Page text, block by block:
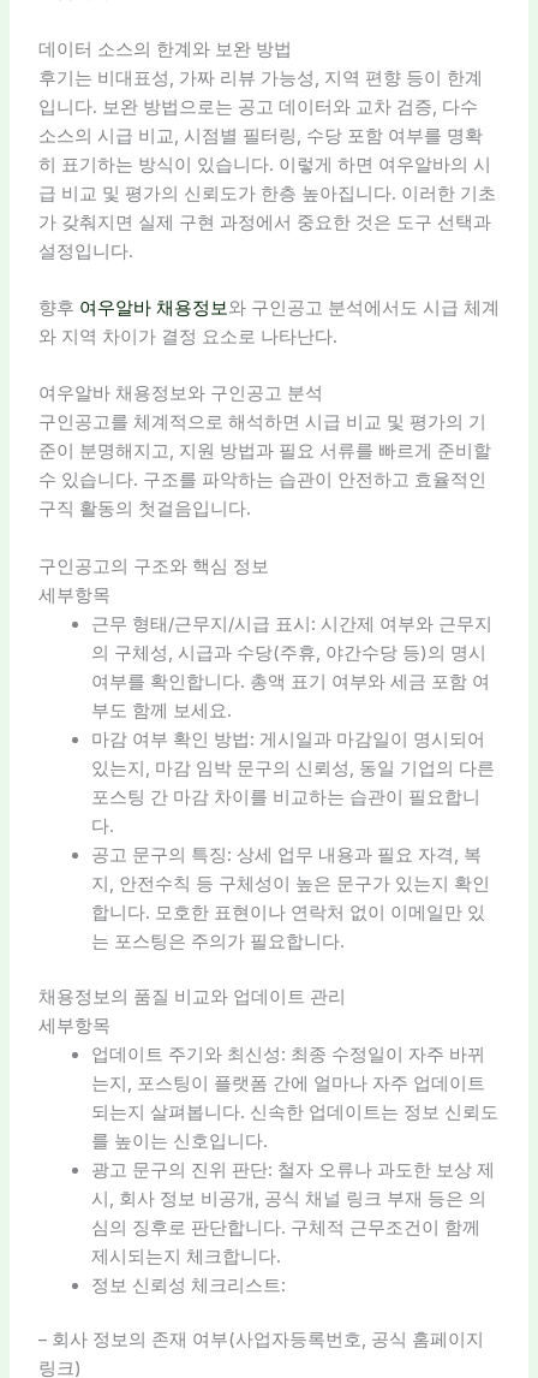
데이터 소스의 한계와 보완 방법
후기는 비대표성, 가짜 리뷰 가능성, 지역 편향 등이 한계
입니다. 보완 방법으로는 공고 데이터와 교차 검증, 다수
소스의 시급 비교, 시점별 필터링, 수당 포함 여부를 명확
히 표기하는 방식이 있습니다. 이렇게 하면 여우알바의 시
급 비교 및 평가의 신뢰도가 한층 높아집니다. 이러한 기초
가 갖춰지면 실제 구현 과정에서 중요한 것은 도구 선택과
설정입니다.
향후 여우알바 채용정보와 구인공고 분석에서도 시급 체계
와 지역 차이가 결정 요소로 나타난다.
여우알바 채용정보와 구인공고 분석
구인공고를 체계적으로 해석하면 시급 비교 및 평가의 기
준이 분명해지고, 지원 방법과 필요 서류를 빠르게 준비할
수 있습니다. 구조를 파악하는 습관이 안전하고 효율적인
구직 활동의 첫걸음입니다.
구인공고의 구조와 핵심 정보
세부항목
근무 형태/근무지/시급 표시: 시간제 여부와 근무지
의 구체성, 시급과 수당(주휴, 야간수당 등)의 명시
여부를 확인합니다. 총액 표기 여부와 세금 포함 여
부도 함께 보세요.
마감 여부 확인 방법: 게시일과 마감일이 명시되어
있는지, 마감 임박 문구의 신뢰성, 동일 기업의 다른
포스팅 간 마감 차이를 비교하는 습관이 필요합니
다.
공고 문구의 특징: 상세 업무 내용과 필요 자격, 복
지, 안전수칙 등 구체성이 높은 문구가 있는지 확인
합니다. 모호한 표현이나 연락처 없이 이메일만 있
는 포스팅은 주의가 필요합니다.
채용정보의 품질 비교와 업데이트 관리
세부항목
업데이트 주기와 최신성: 최종 수정일이 자주 바뀌
는지, 포스팅이 플랫폼 간에 얼마나 자주 업데이트
되는지 살펴봅니다. 신속한 업데이트는 정보 신뢰도
를 높이는 신호입니다.
광고 문구의 진위 판단: 철자 오류나 과도한 보상 제
시, 회사 정보 비공개, 공식 채널 링크 부재 등은 의
심의 징후로 판단합니다. 구체적 근무조건이 함께
제시되는지 체크합니다.
정보 신뢰성 체크리스트:
– 회사 정보의 존재 여부(사업자등록번호, 공식 홈페이지
링크)